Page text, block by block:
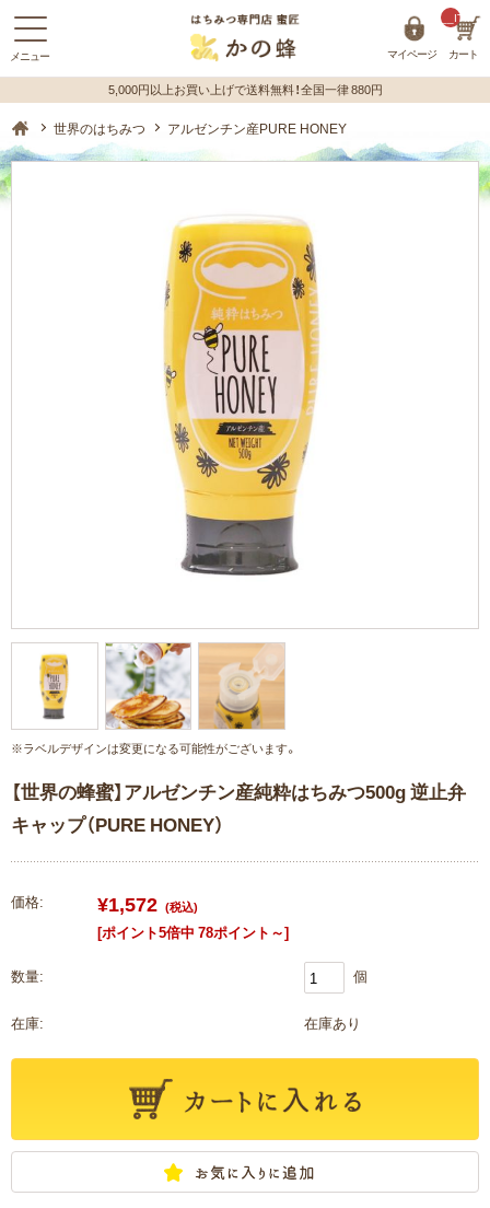
マイページ カート
蜂蜜（はちみつ）の購入はハチミツ専門店【かの蜂】 ホーム
世界のはちみつ アルゼンチン産PURE HONEY
【世界の蜂蜜】アルゼンチン産純粋はちみつ500g 逆止弁
キャップ（PURE HONEY）
価格: ¥1,572 (税込)
[ポイント5倍中 78ポイント～]
数量: 個
在庫: 在庫あり